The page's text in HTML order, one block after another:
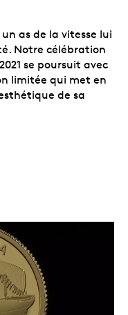
un as de la vitesse lui
Notre célébration
se poursuit avec
limitée qui met en
de sa
champion de